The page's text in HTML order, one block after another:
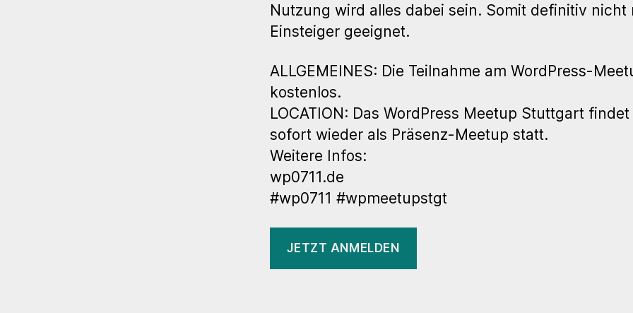
Nutzung wird alles dabei sein. Somit definitiv nicht
Einsteiger geeignet.
ALLGEMEINES: Die Teilnahme am WordPress-
kostenlos.
LOCATION: Das WordPress Meetup Stuttgart
sofort wieder als Präsenz-Meetup statt.
Weitere Infos:
wp0711.de
#wp0711 #wpmeetupstgt
JETZT ANMELDEN